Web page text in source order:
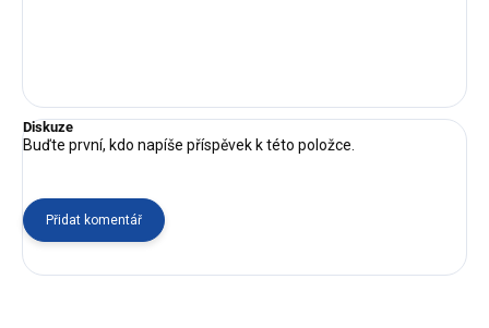
Diskuze
Buďte první, kdo napíše příspěvek k této položce.
Přidat komentář